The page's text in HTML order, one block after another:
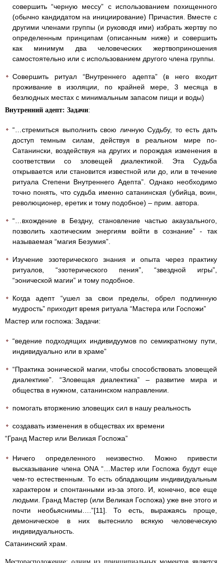
совершить “черную мессу” с использованием похищенного
(обычно кандидатом на инициирование) Причастия. Вместе с
другими членами группы (и руководя ими) избрать жертву по
определенным принципам (описанным ниже) и совершить
как минимум два человеческих жертвоприношения
самостоятельно или с использованием другого члена группы.
Совершить ритуал “Внутреннего адепта” (в него входит
проживание в изоляции, по крайней мере, 3 месяца в
безлюдных местах с минимальным запасом пищи и воды)
Внутренний адепт: Задачи:
“…стремиться выполнить свою личную Судьбу, то есть дать
доступ темным силам, действуя в реальном мире по-
Сатанински, воздействуя на других и порождая изменения в
соответствии со зловещей диалектикой. Эта Судьба
открывается или становится известной или до, или в течение
ритуала Степени Внутреннего Адепта”. Однако необходимо
точно понять, что судьба именно сатанинская (убийца, воин,
революционер, еретик и тому подобное) – прим. автора.
“…вхождение в Бездну, становление частью акаузального,
позволить хаотическим энергиям войти в сознание” - так
называемая “магия Безумия”.
Изучение эзотерического знания и опыта через практику
ритуалов, “эзотерического пения”, “звездной игры”,
“эонической магии” и тому подобное.
Когда адепт “ушел за свои пределы, обрел подлинную
мудрость” приходит время ритуала “Мастера или Госпожи”
Мастер или госпожа: Задачи:
“ведение подходящих индивидуумов по семикратному пути,
индивидуально или в храме”
“Практика эонической магии, чтобы способствовать зловещей
диалектике”. “Зловещая диалектика” – развитие мира и
общества в нужном, сатанинском направлении.
помогать вторжению зловещих сил в нашу реальность
создавать изменения в обществах их времени
“Гранд Мастер или Великая Госпожа”
Ничего определенного неизвестно. Можно привести
высказывание члена ONA “…Мастер или Госпожа будут еще
чем-то естественным. То есть обладающим индивидуальным
характером и спонтанными из-за этого. И, конечно, все еще
людьми. Гранд Мастер (или Великая Госпожа) уже вне этого и
почти необьяснимы….”[11]. То есть, выражаясь проще,
демоническое в них вытеснило всякую человеческую
индивидуальность.
Сатанинский храм.